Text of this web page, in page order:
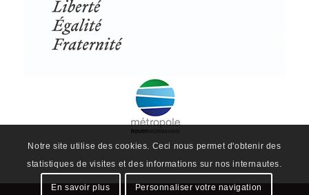
Notre site utilise des cookies. Ceci nous permet d'obtenir des
statistiques de visites et des informations sur nos internautes.
En savoir plus Personnaliser votre navigation